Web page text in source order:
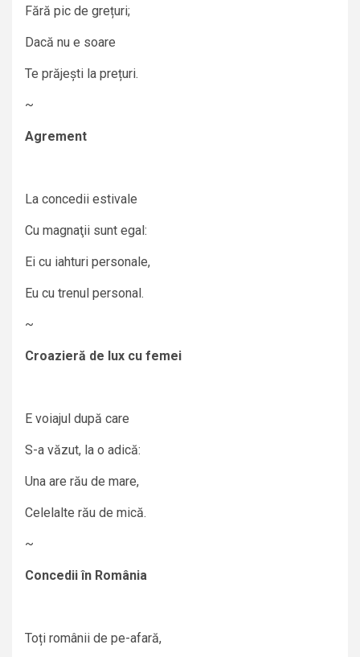
Fără pic de grețuri;
Dacă nu e soare
Te prăjești la prețuri.
~
Agrement
La concedii estivale
Cu magnaţii sunt egal:
Ei cu iahturi personale,
Eu cu trenul personal.
~
Croazieră de lux cu femei
E voiajul după care
S-a văzut, la o adică:
Una are rău de mare,
Celelalte rău de mică.
~
Concedii în România
Toți românii de pe-afară,